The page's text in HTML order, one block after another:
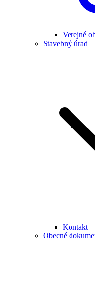
Verejné
Stavebný úrad
Kontakt
Obecné